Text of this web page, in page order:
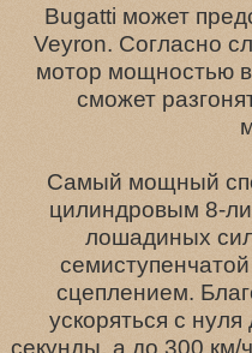
Bugatti может
Veyron. Согласно
мотор мощностью
сможет
Самый мощный
цилиндровым 8-
лошадиных
сцеплением.
ускоряться с
секунды, а до 300 км/